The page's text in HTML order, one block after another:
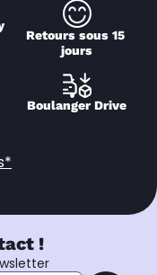
Retours sous 15
jours
Boulanger Drive
!